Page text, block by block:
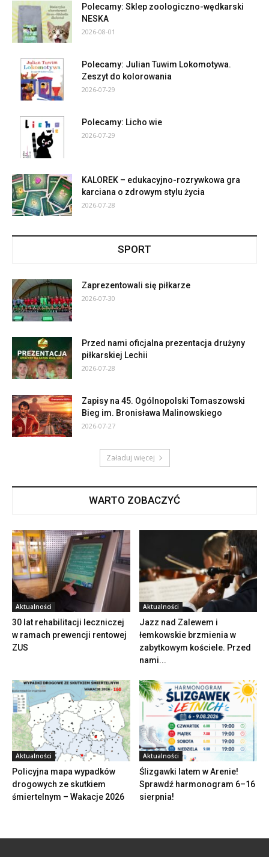
Polecamy: Sklep zoologiczno-wędkarski
NESKA
2026-08-01
Polecamy: Julian Tuwim Lokomotywa.
Zeszyt do kolorowania
2026-07-29
Polecamy: Licho wie
2026-07-29
KALOREK – edukacyjno-rozrywkowa gra
karciana o zdrowym stylu życia
2026-07-28
SPORT
Zaprezentowali się piłkarze
2026-07-30
Przed nami oficjalna prezentacja drużyny
piłkarskiej Lechii
2026-07-28
Zapisy na 45. Ogólnopolski Tomaszowski
Bieg im. Bronisława Malinowskiego
2026-07-27
Załaduj więcej
WARTO ZOBACZYĆ
Aktualności
30 lat rehabilitacji leczniczej
w ramach prewencji rentowej
ZUS
Aktualności
Jazz nad Zalewem i
łemkowskie brzmienia w
zabytkowym kościele. Przed
nami...
Aktualności
Policyjna mapa wypadków
drogowych ze skutkiem
śmiertelnym – Wakacje 2026
Aktualności
Ślizgawki latem w Arenie!
Sprawdź harmonogram 6–16
sierpnia!